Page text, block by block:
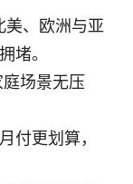
美、欧洲与亚
堵。
场景无压
付更划算，